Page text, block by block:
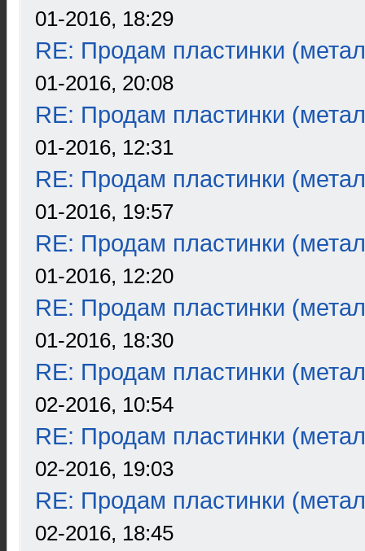
01-2016, 18:29
RE: Продам пластинки
01-2016, 20:08
RE: Продам пластинки
01-2016, 12:31
RE: Продам пластинки
01-2016, 19:57
RE: Продам пластинки
01-2016, 12:20
RE: Продам пластинки
01-2016, 18:30
RE: Продам пластинки
02-2016, 10:54
RE: Продам пластинки
02-2016, 19:03
RE: Продам пластинки
02-2016, 18:45